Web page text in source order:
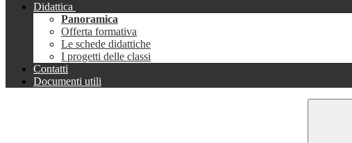
Didattica
Panoramica
Offerta formativa
Le schede didattiche
I progetti delle classi
Contatti
Documenti utili